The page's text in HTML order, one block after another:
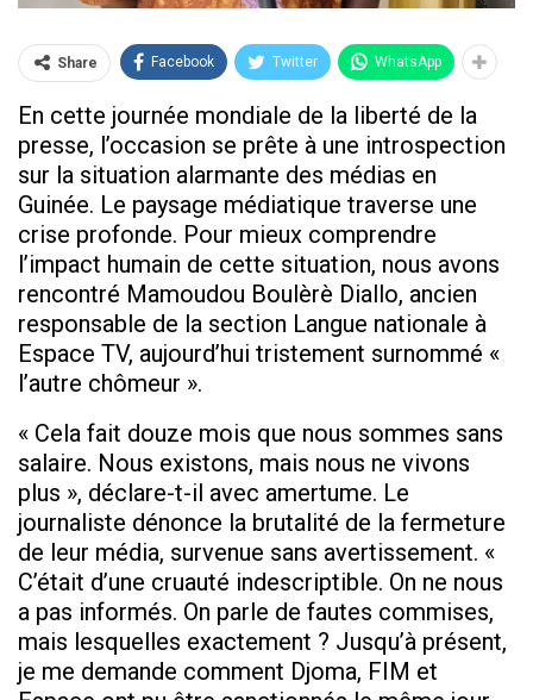
Share Facebook Twitter WhatsApp
En cette journée mondiale de la liberté de la
presse, l’occasion se prête à une introspection
sur la situation alarmante des médias en
Guinée. Le paysage médiatique traverse une
crise profonde. Pour mieux comprendre
l’impact humain de cette situation, nous avons
rencontré Mamoudou Boulèrè Diallo, ancien
responsable de la section Langue nationale à
Espace TV, aujourd’hui tristement surnommé «
l’autre chômeur ».
« Cela fait douze mois que nous sommes sans
salaire. Nous existons, mais nous ne vivons
plus », déclare-t-il avec amertume. Le
journaliste dénonce la brutalité de la fermeture
de leur média, survenue sans avertissement. «
C’était d’une cruauté indescriptible. On ne nous
a pas informés. On parle de fautes commises,
mais lesquelles exactement ? Jusqu’à présent,
je me demande comment Djoma, FIM et